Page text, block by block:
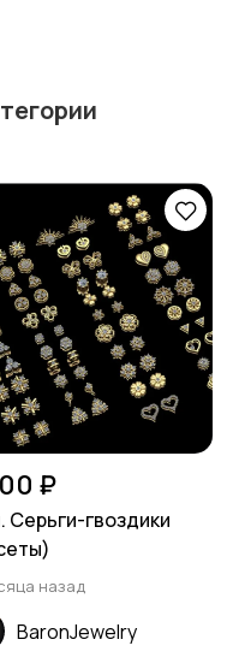
₽
Серьги-гвоздики
назад
BaronJewelry